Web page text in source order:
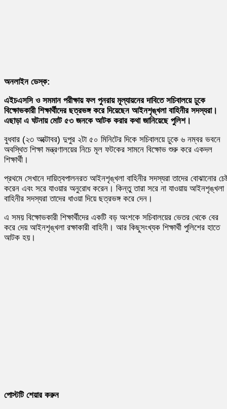
অনলাইন ডেস্ক:
এইচএসসি ও সমমান পরীক্ষায় ফল পুনরায় মূল্যায়নের দাবিতে সচিবালয়ে ঢুকে
বিক্ষোভকারী শিক্ষার্থীদের ছত্রভঙ্গ করে দিয়েছেন আইনশৃঙ্খলা বাহিনীর সদস্যরা।
এছাড়া এ ঘটনায় মোট ৫৩ জনকে আটক করার কথা জানিয়েছে পুলিশ।
বুধবার (২৩ অক্টোবর) দুপুর ২টা ৫০ মিনিটের দিকে সচিবালয়ে ঢুকে ৬ নম্বর ভবনে
অবস্থিত শিক্ষা মন্ত্রণালয়ের নিচে মূল ফটকের সামনে বিক্ষোভ শুরু করে একদল
শিক্ষার্থী।
প্রথমে সেখানে দায়িত্বপালনরত আইনশৃঙ্খলা বাহিনীর সদস্যরা তাদের বোঝানোর
করেন এবং সরে যাওয়ার অনুরোধ করেন। কিন্তু তারা সরে না যাওয়ায় আইনশৃঙ্খলা
বাহিনীর সদস্যরা তাদের ধাওয়া দিয়ে ছত্রভঙ্গ করে দেন।
এ সময় বিক্ষোভকারী শিক্ষার্থীদের একটি বড় অংশকে সচিবালয়ের ভেতর থেকে বের
করে দেয় আইনশৃঙ্খলা রক্ষাকারী বাহিনী। আর কিছুসংখ্যক শিক্ষার্থী পুলিশের হাতে
আটক হয়।
পোস্টটি শেয়ার করুন